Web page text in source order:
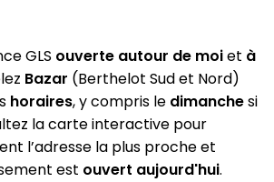
GLS ouverte autour de moiet à
Bazar (Berthelot Sud et Nord)
horaires, y compris le dimanchesi
la carte interactive pour
l’adresse la plus proche et
est ouvert aujourd'hui.